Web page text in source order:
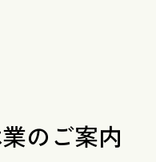
のご案内